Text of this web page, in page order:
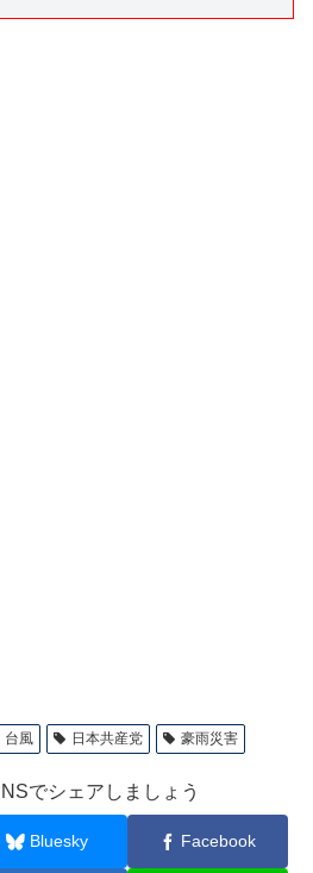
台風 日本共産党 豪雨災害
でシェアしましょう
Bluesky Facebook